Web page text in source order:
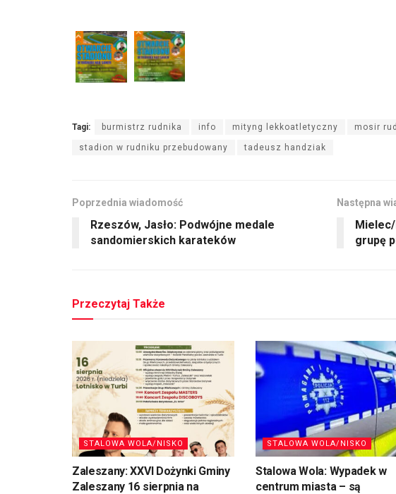
Tagi: burmistrz rudnika info mityng lekkoatletyczny mosir
stadion w rudniku przebudowany tadeusz handziak
Poprzednia wiadomość
Rzeszów, Jasło: Podwójne medale
sandomierskich karateków
Następna
grupę
Przeczytaj Także
STALOWA WOLA/NISKO
Zaleszany: XXVI Dożynki Gminy
Zaleszany 16 sierpnia na
STALOWA WOLA/NISKO
Stalowa Wola: Wypadek w
centrum miasta – są